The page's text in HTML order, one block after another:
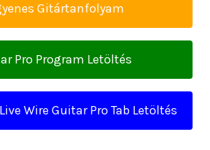
Gitártanfolyam
Pro Program Letöltés
Wire Guitar Pro Tab Letöltés